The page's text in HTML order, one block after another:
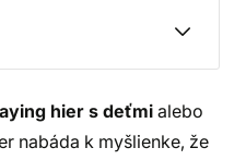
hier s deťmi alebo
nabáda k myšlienke, že